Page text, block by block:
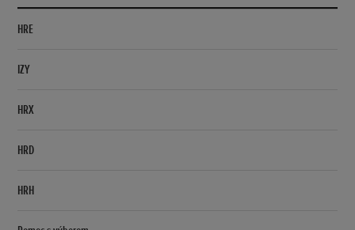
HRE
IZY
HRX
HRD
HRH